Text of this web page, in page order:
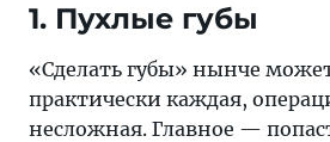
1. Пухлые губы
«Сделать губы» нынче
практически каждая,
несложная. Главное —